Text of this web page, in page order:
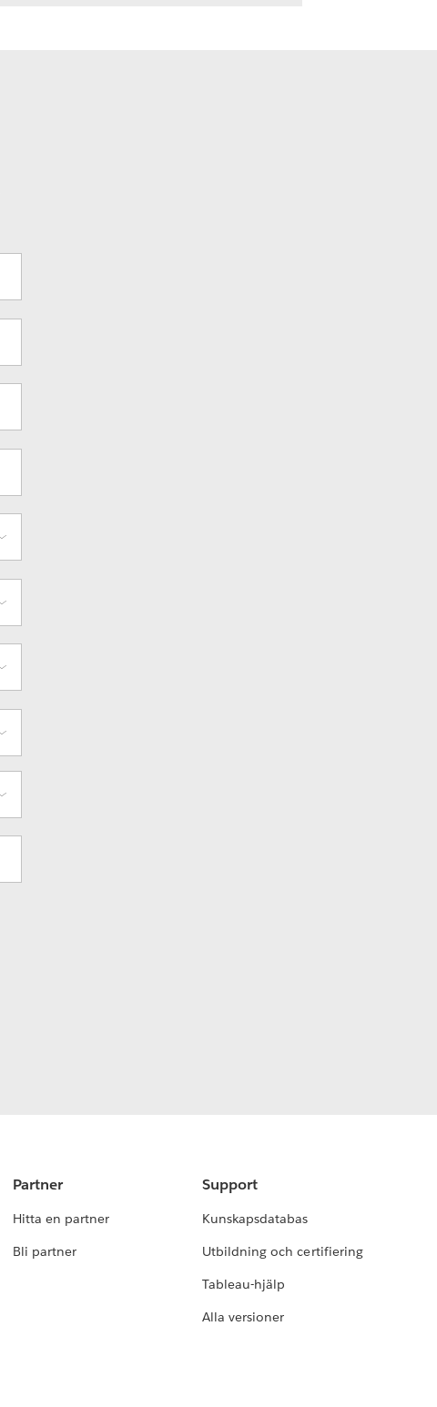
Partner
Hitta en partner
Bli partner
Support
Kunskapsdatabas
Utbildning och certifiering
Tableau-hjälp
Alla versioner